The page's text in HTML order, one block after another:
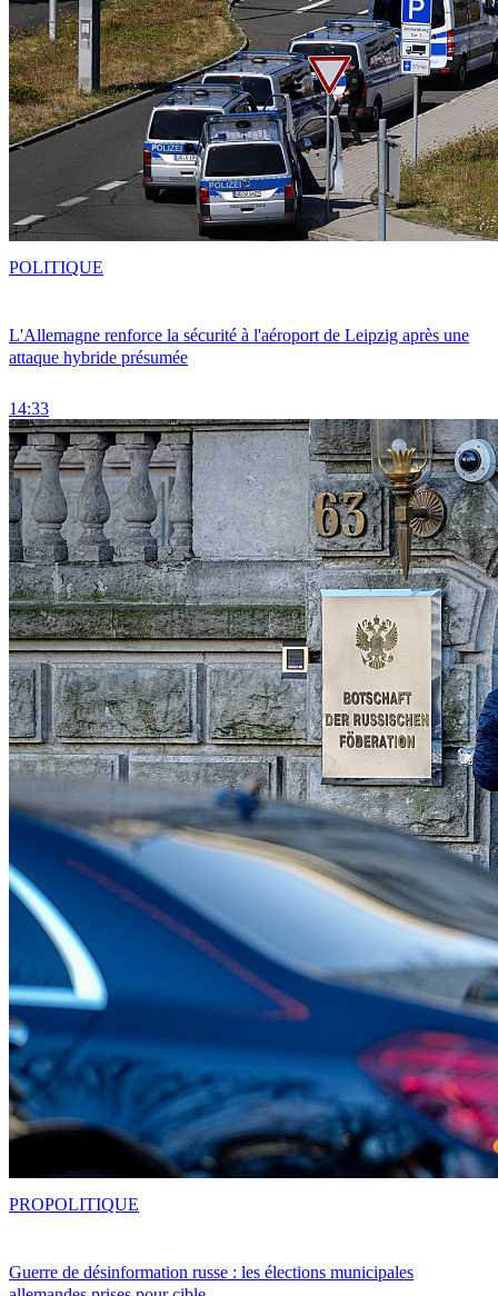
L'Allemagne renforce la sécurité à l'aéroport de Leipzig après une
attaque hybride présumée
14:33
POLITIQUE
Guerre de désinformation russe : les élections municipales
PROPOLITIQUE